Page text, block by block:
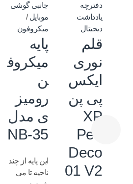
دفترچه
یادداشت
دیجیتال
قلم
نوری
ایکس
پی پن
XP
Pen
Deco
01 V2
جانبی گوشی
موبایل/
میکروفون
پایه
میکروف
ن
رومیز
ی مدل
NB-35
این پایه از چند
ناحیه تا می